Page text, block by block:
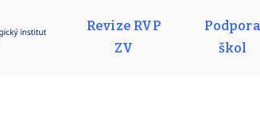
Revize RVP
ZV
Podpora
škol